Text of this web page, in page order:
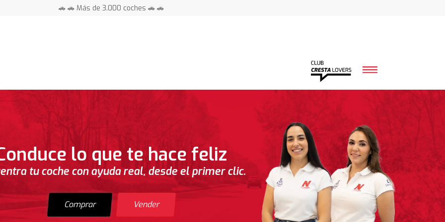
🚗 🚗 Más de 3.000 coches 🚗 🚗
lo que te hace feliz
tu coche con ayuda real, desde el primer clic.
Comprar Vender